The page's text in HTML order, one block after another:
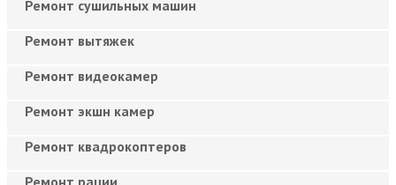
Ремонт сушильных машин
Ремонт вытяжек
Ремонт видеокамер
Ремонт экшн камер
Ремонт квадрокоптеров
Ремонт рации